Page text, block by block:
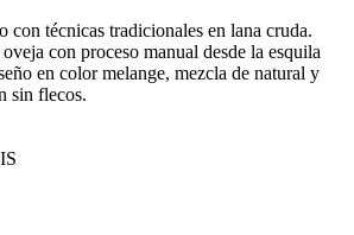
con técnicas tradicionales en lana cruda.
con proceso manual desde la esquila
en color melange, mezcla de natural y
sin flecos.